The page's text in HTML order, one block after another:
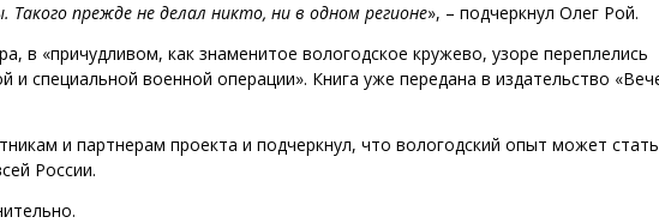
прежде не делал никто, ни в одном регионе», – подчеркнул Олег Рой.
в «причудливом, как знаменитое вологодское кружево, узоре переплелись
специальной военной операции». Книга уже передана в издательство
и партнерам проекта и подчеркнул, что вологодский опыт может стать
России.